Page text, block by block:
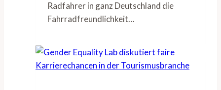
Radfahrer in ganz Deutschland die
Fahrradfreundlichkeit…